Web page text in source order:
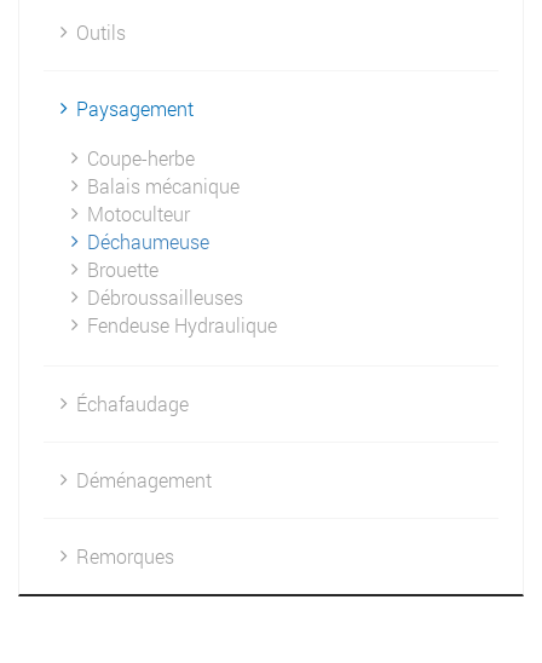
Outils
Paysagement
Coupe-herbe
Balais mécanique
Motoculteur
Déchaumeuse
Brouette
Débroussailleuses
Fendeuse Hydraulique
Échafaudage
Déménagement
Remorques